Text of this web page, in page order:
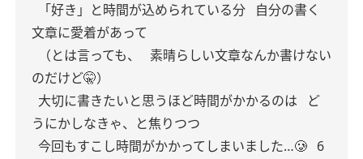
「好き」と時間が込められている分
自分の書く
文章に愛着があって
（とは言っても、
素晴らしい文章なんか書けない
のだけど🤫）
大切に書きたいと思うほど時間がかかるのは
ど
うにかしなきゃ、と焦りつつ
今回もすこし時間がかかってしまいました…🥲 6